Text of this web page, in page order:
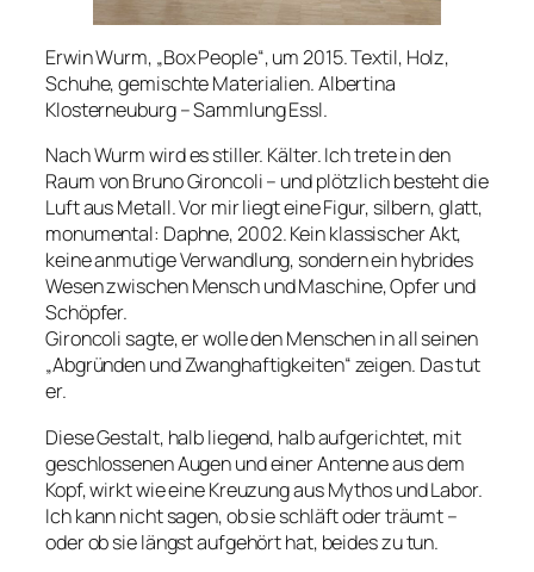
Erwin Wurm, „Box People“, um 2015. Textil, Holz,
Schuhe, gemischte Materialien. Albertina
Klosterneuburg – Sammlung Essl.
Nach Wurm wird es stiller. Kälter. Ich trete in den
Raum von Bruno Gironcoli – und plötzlich besteht die
Luft aus Metall. Vor mir liegt eine Figur, silbern, glatt,
monumental: Daphne, 2002. Kein klassischer Akt,
keine anmutige Verwandlung, sondern ein hybrides
Wesen zwischen Mensch und Maschine, Opfer und
Schöpfer.
Gironcoli sagte, er wolle den Menschen in all seinen
„Abgründen und Zwanghaftigkeiten“ zeigen. Das tut
er.
Diese Gestalt, halb liegend, halb aufgerichtet, mit
geschlossenen Augen und einer Antenne aus dem
Kopf, wirkt wie eine Kreuzung aus Mythos und Labor.
Ich kann nicht sagen, ob sie schläft oder träumt –
oder ob sie längst aufgehört hat, beides zu tun.